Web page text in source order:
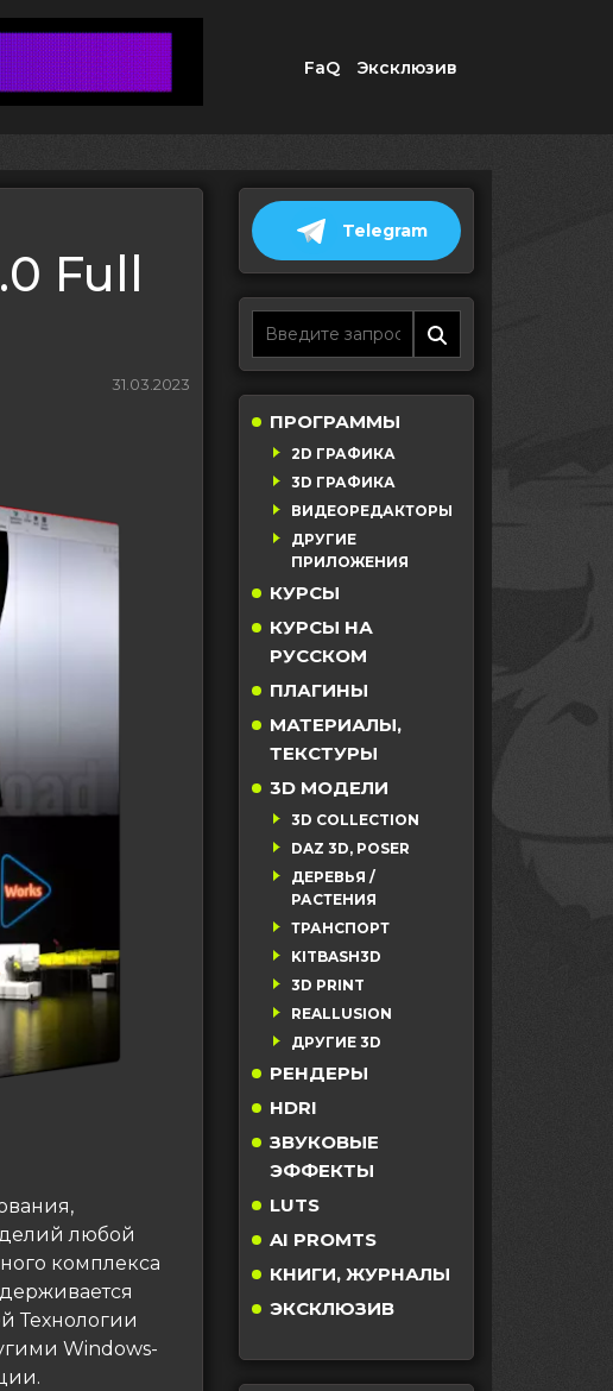
FaQ Эксклюзив
Full
31.03.2023
любой
комплекса
Технологии
Windows-
Telegram
ПРОГРАММЫ
2D ГРАФИКА
3D ГРАФИКА
ВИДЕОРЕДАКТОРЫ
ДРУГИЕ
ПРИЛОЖЕНИЯ
КУРСЫ
КУРСЫ НА
РУССКОМ
ПЛАГИНЫ
МАТЕРИАЛЫ,
ТЕКСТУРЫ
3D МОДЕЛИ
3D COLLECTION
DAZ 3D, POSER
ДЕРЕВЬЯ /
РАСТЕНИЯ
ТРАНСПОРТ
KITBASH3D
3D PRINT
REALLUSION
ДРУГИЕ 3D
РЕНДЕРЫ
HDRI
ЗВУКОВЫЕ
ЭФФЕКТЫ
LUTS
AI PROMTS
КНИГИ, ЖУРНАЛЫ
ЭКСКЛЮЗИВ